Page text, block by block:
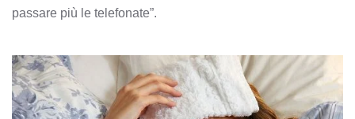
passare più le telefonate”.